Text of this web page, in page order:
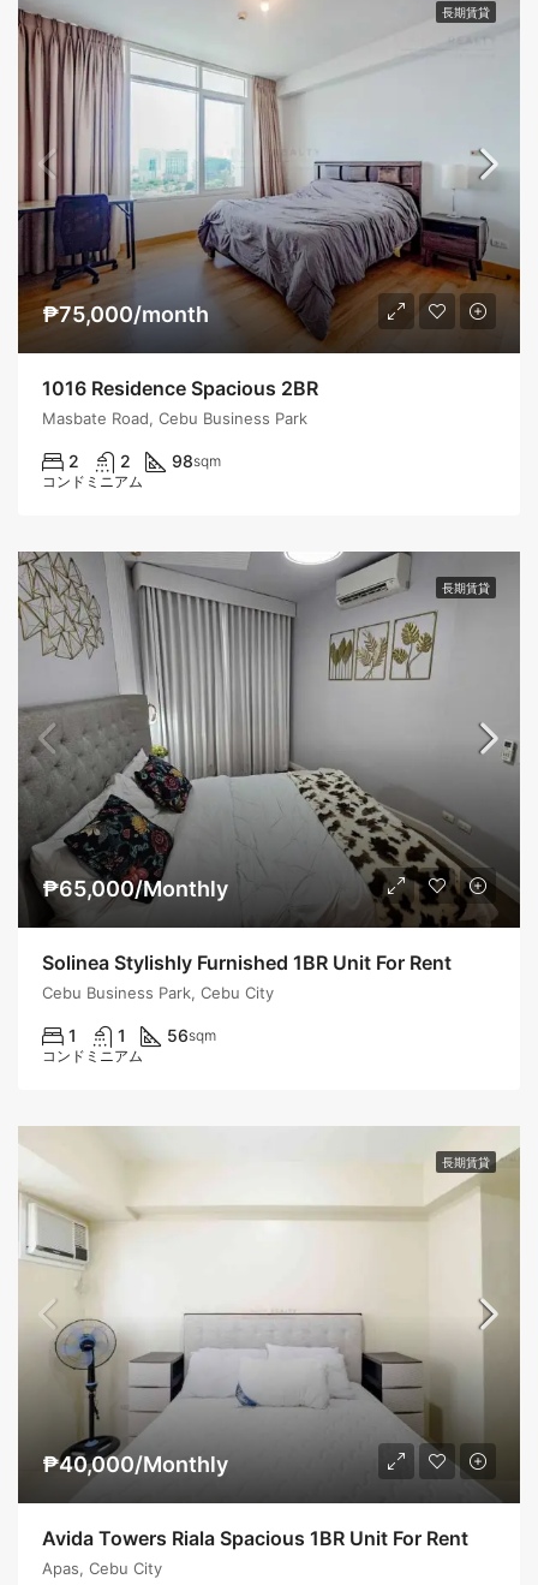
長期賃貸
₱75,000/month
1016 Residence Spacious 2BR
Masbate Road, Cebu Business Park
2 2 98sqm
コンドミニアム
長期賃貸
₱65,000/Monthly
Solinea Stylishly Furnished 1BR Unit For Rent
Cebu Business Park, Cebu City
1 1 56sqm
コンドミニアム
長期賃貸
₱40,000/Monthly
Avida Towers Riala Spacious 1BR Unit For Rent
Apas, Cebu City